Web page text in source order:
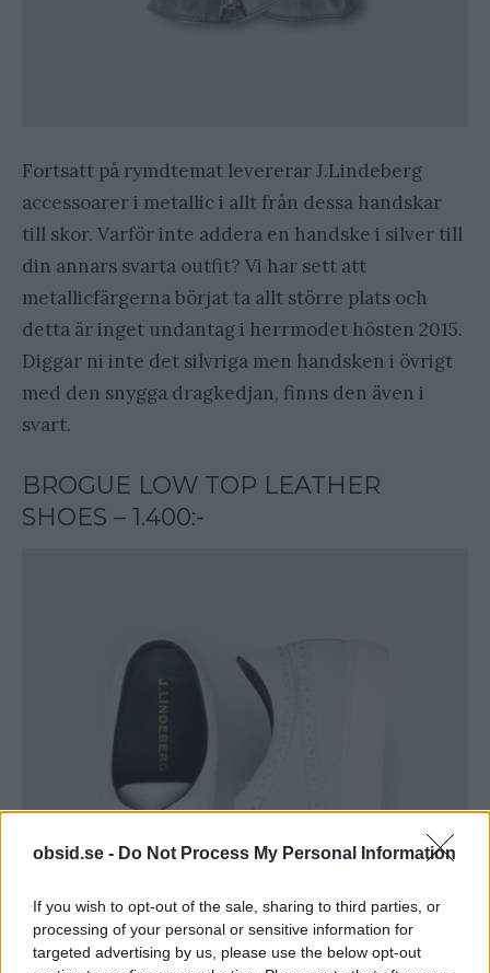
obsid.se - Do Not Process My Personal Information
If you wish to opt-out of the sale, sharing to third parties, or
processing of your personal or sensitive information for
targeted advertising by us, please use the below opt-out
Fortsatt på rymdtemat levererar J.Lindeberg
accessoarer i metallic i allt från dessa handskar
till skor. Varför inte addera en handske i silver till
din annars svarta outfit? Vi har sett att
metallicfärgerna börjat ta allt större plats och
detta är inget undantag i herrmodet hösten 2015.
Diggar ni inte det silvriga men handsken i övrigt
med den snygga dragkedjan, finns den även i
svart.
BROGUE LOW TOP LEATHER
SHOES – 1.400:-